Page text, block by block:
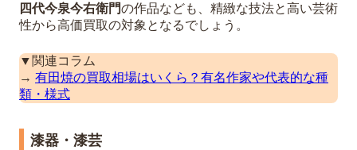
四代今泉今右衛門の作品なども、精緻な技法と高い芸術
性から高価買取の対象となるでしょう。
▼関連コラム
→ 有田焼の買取相場はいくら？有名作家や代表的な種
類・様式
漆器・漆芸